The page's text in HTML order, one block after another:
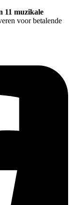
11 muzikale
voor betalende